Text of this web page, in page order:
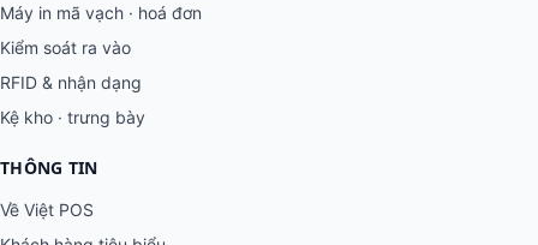
Máy in mã vạch · hoá đơn
Kiểm soát ra vào
RFID & nhận dạng
Kệ kho · trưng bày
THÔNG TIN
Về Việt POS